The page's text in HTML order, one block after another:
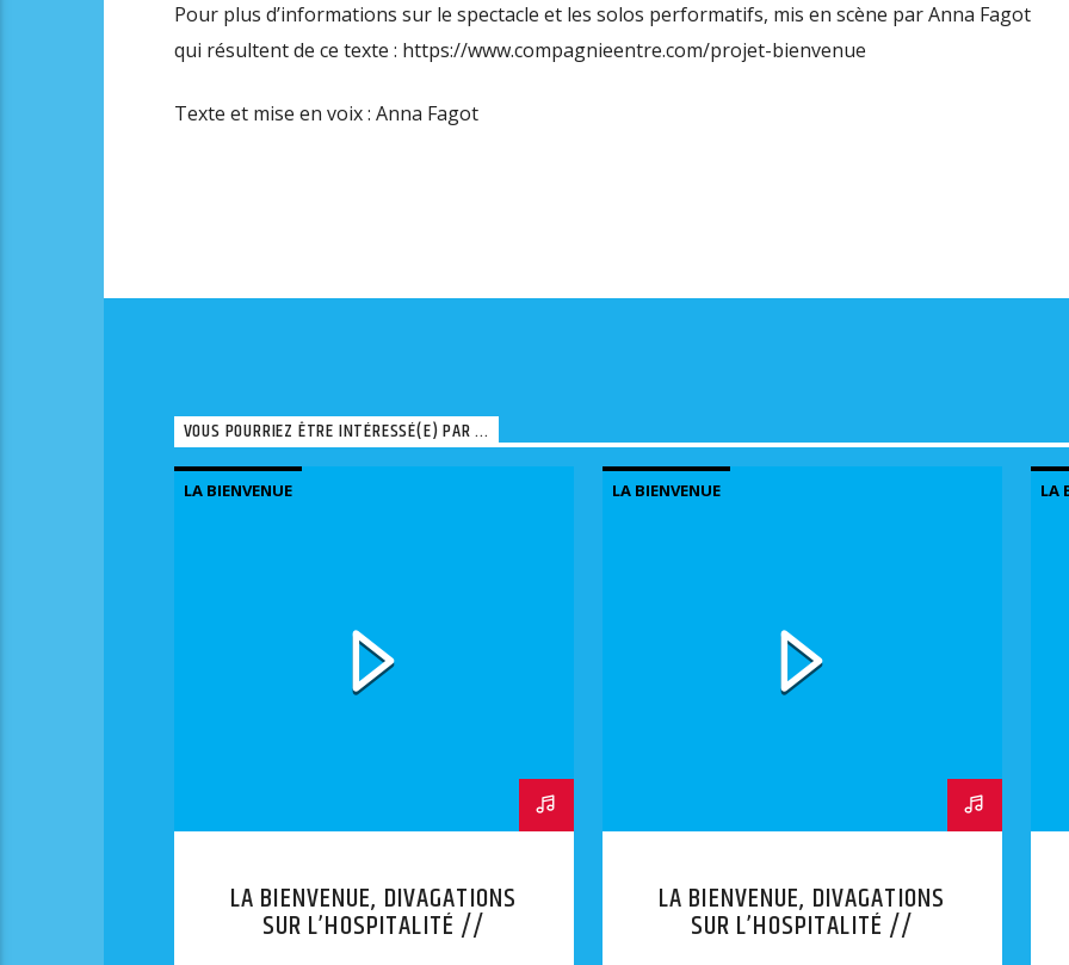
Pour plus d’informations sur le spectacle et les solos performatifs, mis en scène par Anna Fagot
qui résultent de ce texte : https://www.compagnieentre.com/projet-bienvenue
Texte et mise en voix : Anna Fagot
VOUS POURRIEZ ÊTRE INTÉRESSÉ(E) PAR ...
LA BIENVENUE
LA BIENVENUE, DIVAGATIONS
SUR L’HOSPITALITÉ //
LA BIENVENUE
LA BIENVENUE, DIVAGATIONS
SUR L’HOSPITALITÉ //
LA